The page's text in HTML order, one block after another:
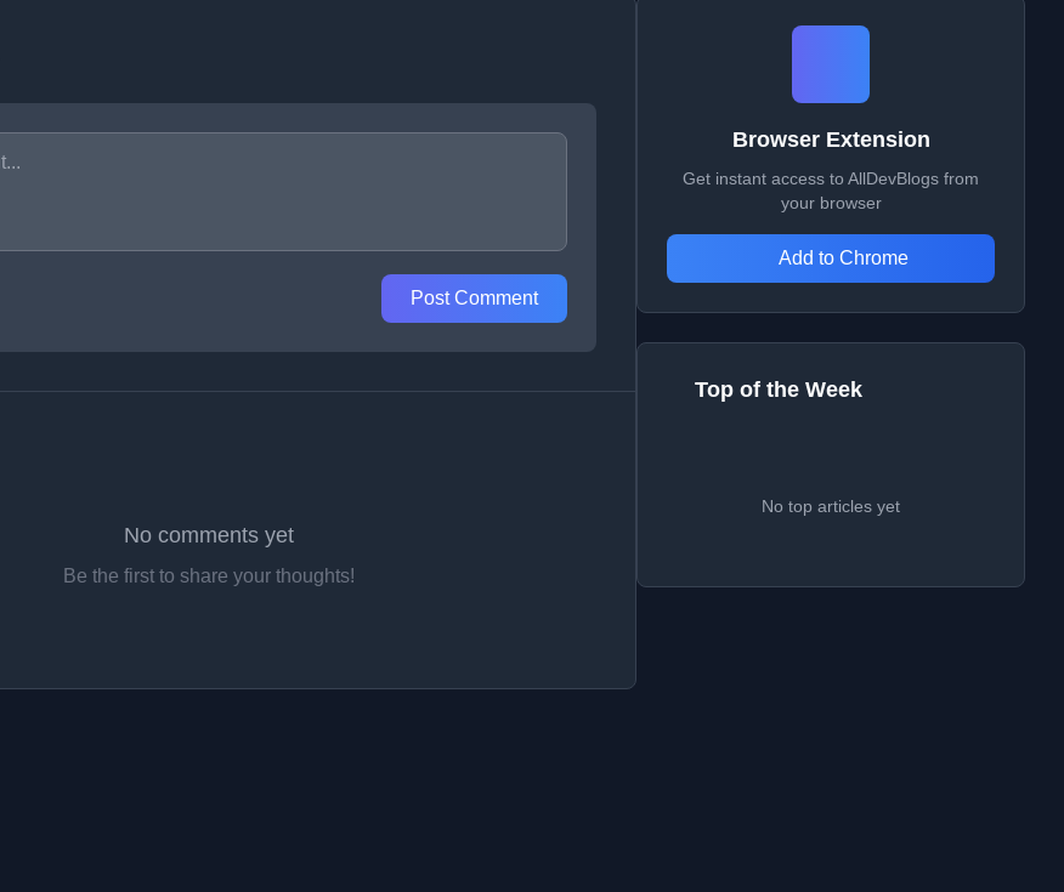
Post Comment
No comments yet
Be the first to share your thoughts!
Browser Extension
Get instant access to AllDevBlogs from
your browser
Add to Chrome
Top of the Week
No top articles yet